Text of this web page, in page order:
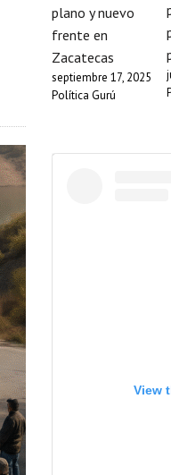
plano y nuevo
frente en
Zacatecas
septiembre 17, 2025
Política Gurú
View